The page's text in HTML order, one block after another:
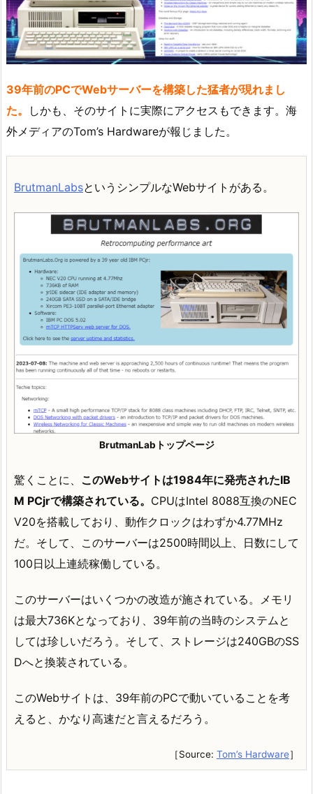
39年前のPCでWebサーバーを構築した猛者が現れまし
た。
しかも、そのサイトに実際にアクセスもできます。海
外メディアのTom’s Hardwareが報じました。
BrutmanLabsというシンプルなWebサイトがある。
BrutmanLabトップページ
驚くことに、 このWebサイトは1984年に発売されたIB
M PCjrで構築されている。 CPUはIntel 8088互換のNEC
V20を搭載しており、動作クロックはわずか4.77MHz
だ。そして、このサーバーは2500時間以上、日数にして
100日以上連続稼働している。
このサーバーはいくつかの改造が施されている。メモリ
は最大736Kとなっており、39年前の当時のシステムと
しては珍しいだろう。そして、ストレージは240GBのSS
Dへと換装されている。
このWebサイトは、39年前のPCで動いていることを考
えると、かなり高速だと言えるだろう。
［Source: Tom’s Hardware］